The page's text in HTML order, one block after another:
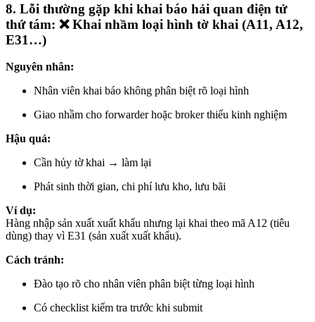
8. Lỗi thường gặp khi khai báo hải quan điện tử
thứ tám: ❌ Khai nhầm loại hình tờ khai (A11, A12,
E31…)
Nguyên nhân:
Nhân viên khai báo không phân biệt rõ loại hình
Giao nhầm cho forwarder hoặc broker thiếu kinh nghiệm
Hậu quả:
Cần hủy tờ khai → làm lại
Phát sinh thời gian, chi phí lưu kho, lưu bãi
Ví dụ:
Hàng nhập sản xuất xuất khẩu nhưng lại khai theo mã A12 (tiêu
dùng) thay vì E31 (sản xuất xuất khẩu).
Cách tránh:
Đào tạo rõ cho nhân viên phân biệt từng loại hình
Có checklist kiểm tra trước khi submit